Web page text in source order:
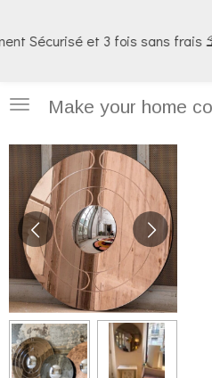
au
principal
Make your home
Enceinte